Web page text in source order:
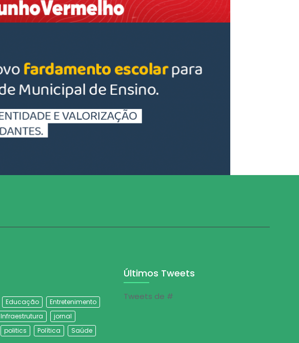
Educação
Entretenimento
Infraestrutura
jornal
politics Política
Saúde
Últimos Tweets
Tweets de #